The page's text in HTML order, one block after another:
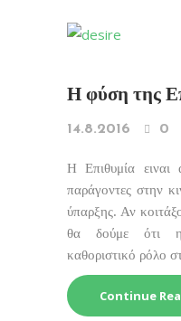
H φύση της
14.8.2016 0
Η Επιθυμία ειναι
παράγοντες στην
ύπαρξης. Αν
θα δούμε ότι η
καθοριστικό ρόλο
Continue